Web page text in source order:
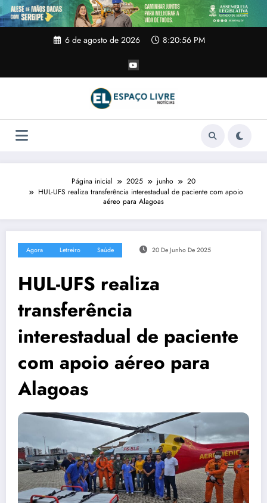
Pular
para
o
6 de agosto de 2026 8:20:57 PM
Página inicial 2025 junho
20
HUL-UFS realiza transferência interestadual de paciente com apoio
aéreo para Alagoas
Agora Letreiro Saúde 20 De Junho De 2025
HUL-UFS realiza
transferência
interestadual de paciente
com apoio aéreo para
Alagoas